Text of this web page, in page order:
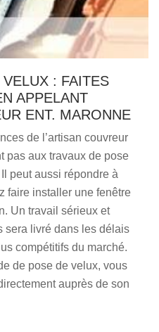
: FAITES
APPELANT
ENT. MARONNE
de l’artisan couvreur
pas aux travaux de pose
peut aussi répondre à
faire installer une fenêtre
Un travail sérieux et
sera livré dans les délais
compétitifs du marché.
de pose de velux, vous
auprès de son